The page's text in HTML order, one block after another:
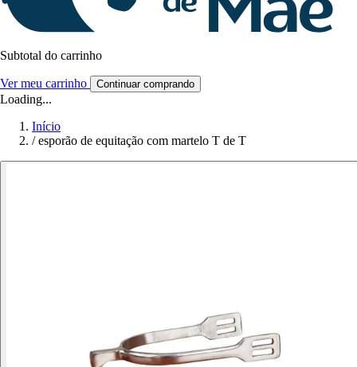
Subtotal do carrinho
Ver meu carrinho Continuar comprando
Loading...
Início
/ esporão de equitação com martelo T de T